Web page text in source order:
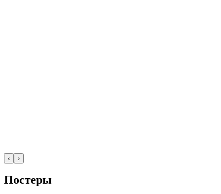
‹ ›
Постеры